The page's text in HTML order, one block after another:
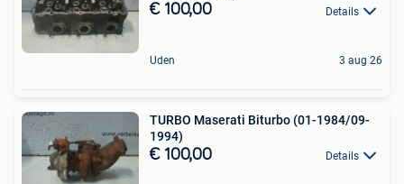
€ 100,00 Details
Uden 3 aug 26
TURBO Maserati Biturbo (01-1984/09-
1994)
€ 100,00 Details